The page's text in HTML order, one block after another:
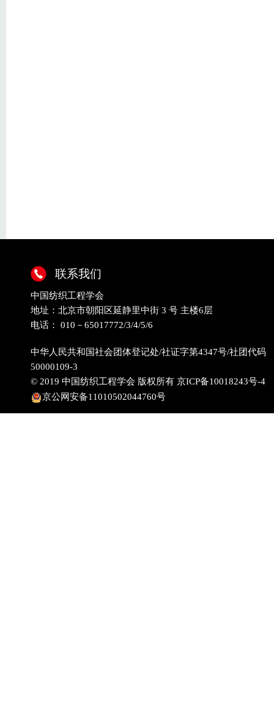
联系我们
中国纺织工程学会
地址：北京市朝阳区延静里中街 3 号 主楼6层
电话： 010－65017772/3/4/5/6
中华人民共和国社会团体登记处/社证字第4347号/社团代码
50000109-3
© 2019 中国纺织工程学会 版权所有 京ICP备10018243号-4
京公网安备11010502044760号